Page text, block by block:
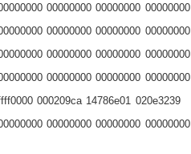
00000000 00000000 00000000
00000000 00000000 00000000
00000000 00000000 00000000
00000000 00000000 00000000
000209ca 14786e01 020e3239
00000000 00000000 00000000